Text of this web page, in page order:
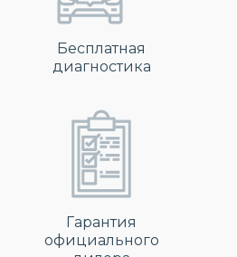
Бесплатная
диагностика
Гарантия
официального